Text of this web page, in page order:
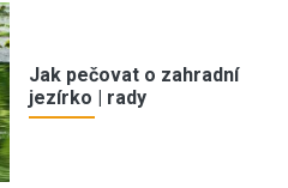
Jak pečovat o zahradní
jezírko | rady